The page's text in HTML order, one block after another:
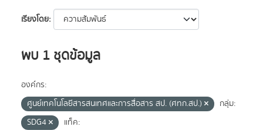
เรียงโดย
พบ 1 ชุดข้อมูล
องค์กร:
ศูนย์เทคโนโลยีสารสนเทศและการสื่อสาร สป. (ศทก.สป.)
กลุ่ม:
SDG4
แท็ค: